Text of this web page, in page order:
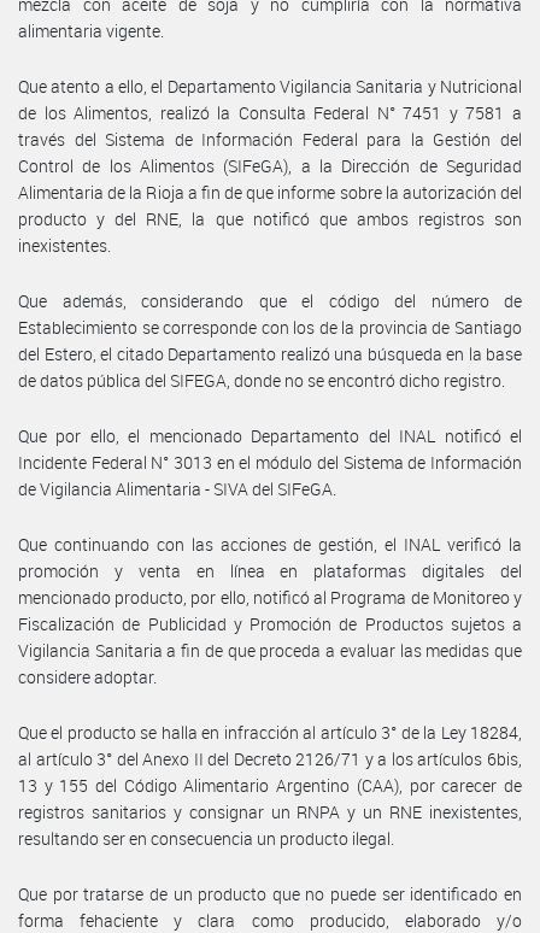
alimentaria vigente.
Que atento a ello, el Departamento Vigilancia Sanitaria y Nutricional
de los Alimentos, realizó la Consulta Federal N° 7451 y 7581 a
través del Sistema de Información Federal para la Gestión del
Control de los Alimentos (SIFeGA), a la Dirección de Seguridad
Alimentaria de la Rioja a fin de que informe sobre la autorización del
producto y del RNE, la que notificó que ambos registros son
inexistentes.
Que además, considerando que el código del número de
Establecimiento se corresponde con los de la provincia de Santiago
del Estero, el citado Departamento realizó una búsqueda en la base
de datos pública del SIFEGA, donde no se encontró dicho registro.
Que por ello, el mencionado Departamento del INAL notificó el
Incidente Federal N° 3013 en el módulo del Sistema de Información
de Vigilancia Alimentaria - SIVA del SIFeGA.
Que continuando con las acciones de gestión, el INAL verificó la
promoción y venta en línea en plataformas digitales del
mencionado producto, por ello, notificó al Programa de Monitoreo y
Fiscalización de Publicidad y Promoción de Productos sujetos a
Vigilancia Sanitaria a fin de que proceda a evaluar las medidas que
considere adoptar.
Que el producto se halla en infracción al artículo 3° de la Ley 18284,
al artículo 3° del Anexo II del Decreto 2126/71 y a los artículos 6bis,
13 y 155 del Código Alimentario Argentino (CAA), por carecer de
registros sanitarios y consignar un RNPA y un RNE inexistentes,
resultando ser en consecuencia un producto ilegal.
Que por tratarse de un producto que no puede ser identificado en
forma fehaciente y clara como producido, elaborado y/o